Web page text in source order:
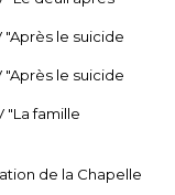
"Après le suicide
"Après le suicide
"La famille
de la Chapelle